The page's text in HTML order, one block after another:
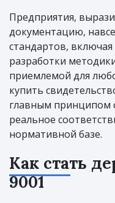
Предприятия,
документацию,
стандартов,
разработки
приемлемой для
купить
главным принципом
реальное
нормативной базе.
Как стать
9001